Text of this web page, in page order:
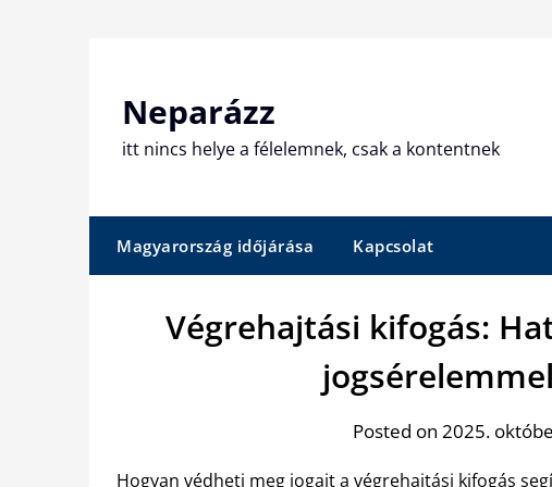
Neparázz
itt nincs helye a félelemnek, csak a kontentnek
Magyarország időjárása Kapcsolat
Végrehajtási kifogás:
Posted on 2025.
Hogyan védheti meg jogait a végrehajtási kifogás